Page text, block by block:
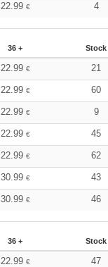
22.99 € 4
36 + Stock
22.99 € 21
22.99 € 60
22.99 € 9
22.99 € 45
22.99 € 62
30.99 € 43
30.99 € 46
36 + Stock
22.99 € 47